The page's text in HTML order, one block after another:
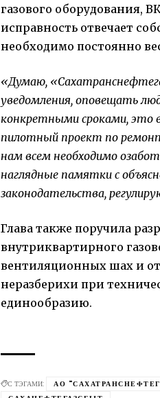
газового оборудования,
исправность отвечает
необходимо постоянно
«Думаю,
уведомления, оповещать
конкретными сроками, это
пилотный проект по
нам всем необходимо
наглядные памятки с
законодательства,
Глава также поручила
внутриквартирного
вентиляционных шах и
неразберихи при
единообразию.
С ТЭГАМИ: АО